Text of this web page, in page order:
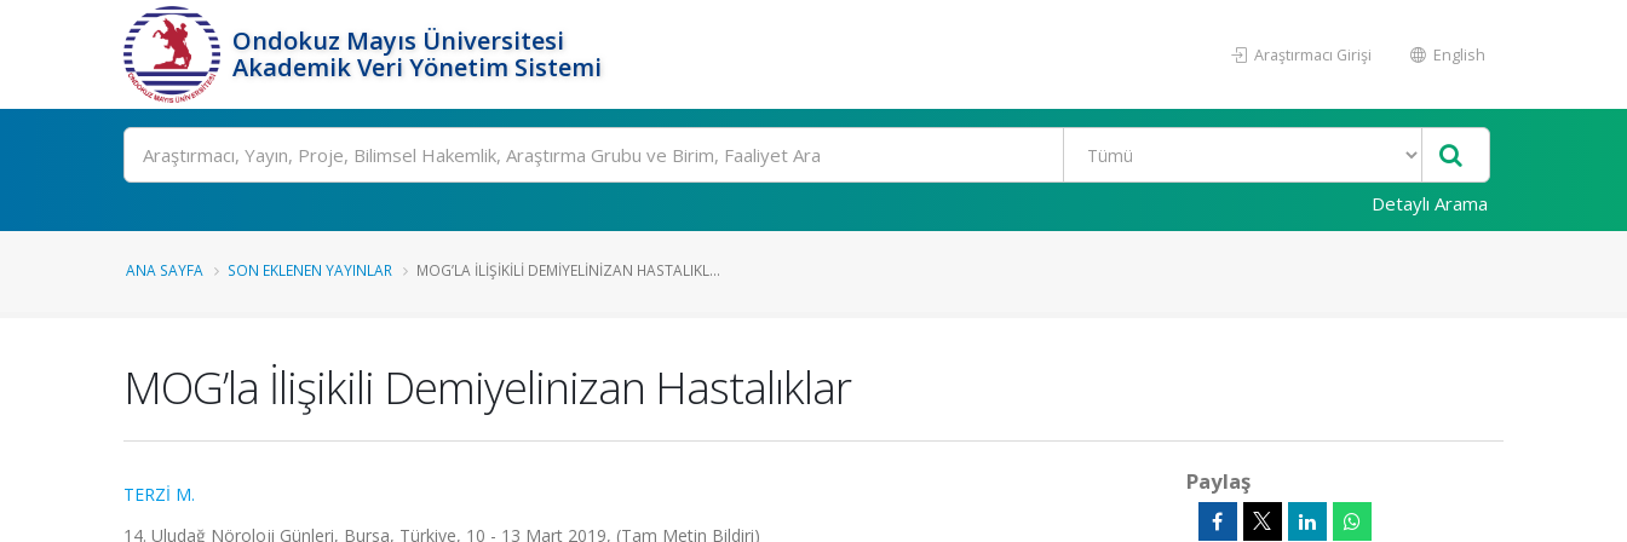
Ondokuz Mayıs Üniversitesi
Akademik Veri Yönetim Sistemi
Araştırmacı Girişi English
Ara
Detaylı Arama
ANA SAYFA SON EKLENEN YAYINLAR MOG’LA İLIŞIKILI DEMIYELINIZAN HASTALIKL...
MOG’la İlişikili Demiyelinizan Hastalıklar
TERZİ M.
14. Uludağ Nöroloji Günleri, Bursa, Türkiye, 10 - 13 Mart 2019, (Tam Metin Bildiri)
Paylaş